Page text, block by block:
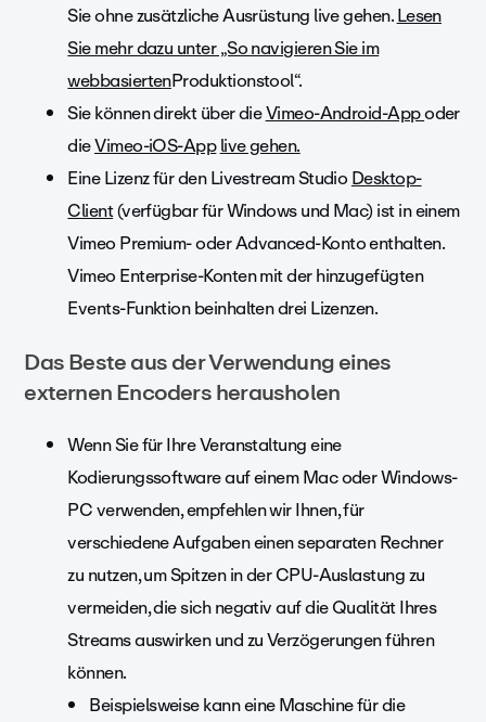
Sie ohne zusätzliche Ausrüstung live gehen.Lesen
Sie mehr dazu unter „So navigieren Sie im
webbasiertenProduktionstool“.
Sie können direkt über dieVimeo-Android-Appoder
dieVimeo-iOS-Applive gehen.
Eine Lizenz für den Livestream StudioDesktop-
Client(verfügbar für Windows und Mac) ist in einem
Vimeo Premium- oder Advanced-Konto enthalten.
Vimeo Enterprise-Konten mit der hinzugefügten
Events-Funktion beinhalten drei Lizenzen.
Das Beste aus der Verwendung eines
externen Encoders herausholen
Wenn Sie für Ihre Veranstaltung eine
Kodierungssoftware auf einem Mac oder Windows-
PC verwenden, empfehlen wir Ihnen, für
verschiedene Aufgaben einen separaten Rechner
zu nutzen, um Spitzen in der CPU-Auslastung zu
vermeiden, die sich negativ auf die Qualität Ihres
Streams auswirken und zu Verzögerungen führen
können.
Beispielsweise kann eine Maschine für die